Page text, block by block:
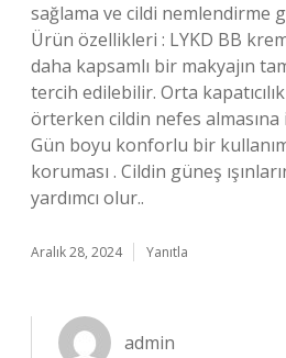
sağlama ve cildi nemlendirme
Ürün özellikleri : LYKD BB
daha kapsamlı bir makyajın
tercih edilebilir. Orta
örterken cildin nefes
Gün boyu konforlu bir
koruması . Cildin güneş
yardımcı olur..
Aralık 28, 2024 Yanıtla
admin